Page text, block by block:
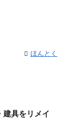
ほんとく
具をリメイ